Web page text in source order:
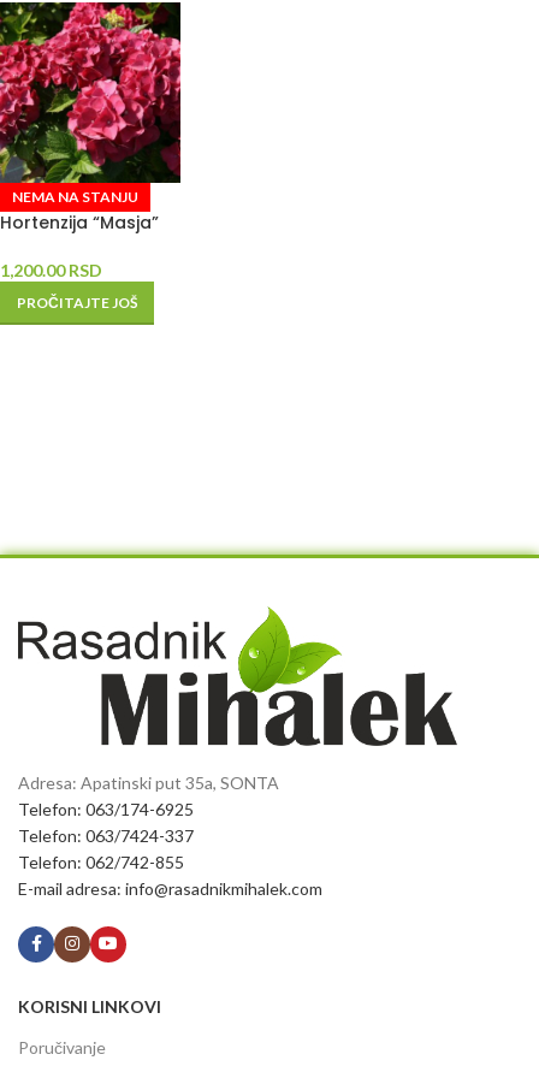
NEMA NA STANJU
Hortenzija “Masja”
1,200.00RSD
PROČITAJTE JOŠ
Adresa: Apatinski put 35a, SONTA
Telefon: 063/174-6925
Telefon: 063/7424-337
Telefon: 062/742-855
E-mail adresa: info@rasadnikmihalek.com
KORISNI LINKOVI
Poručivanje